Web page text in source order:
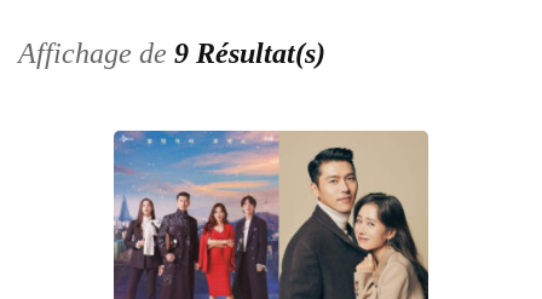
Affichage de 9 Résultat(s)